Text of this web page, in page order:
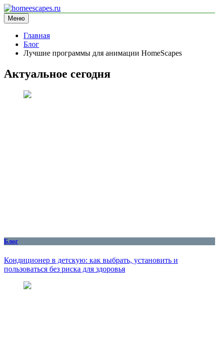
Перейти
к
содержимому
homeescapes.ru
информационный сайт
Меню
Главная
Блог
Лучшие программы для анимации HomeScapes
Актуальное сегодня
Блог
Кондиционер в детскую: как выбрать, установить и
пользоваться без риска для здоровья